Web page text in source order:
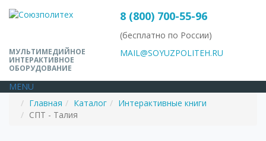
8 (800) 700-55-96
(бесплатно по России)
МУЛЬТИМЕДИЙНОЕ
ИНТЕРАКТИВНОЕ
ОБОРУДОВАНИЕ
MAIL@SOYUZPOLITEH.RU
MENU
Главная
Каталог
Интерактивные книги
СПТ - Талия